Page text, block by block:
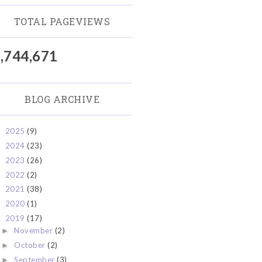
TOTAL PAGEVIEWS
BLOG ARCHIVE
2025 (9)
2024 (23)
2023 (26)
2022 (2)
2021 (38)
2020 (1)
2019 (17)
► November (2)
► October(2)
►September(3)